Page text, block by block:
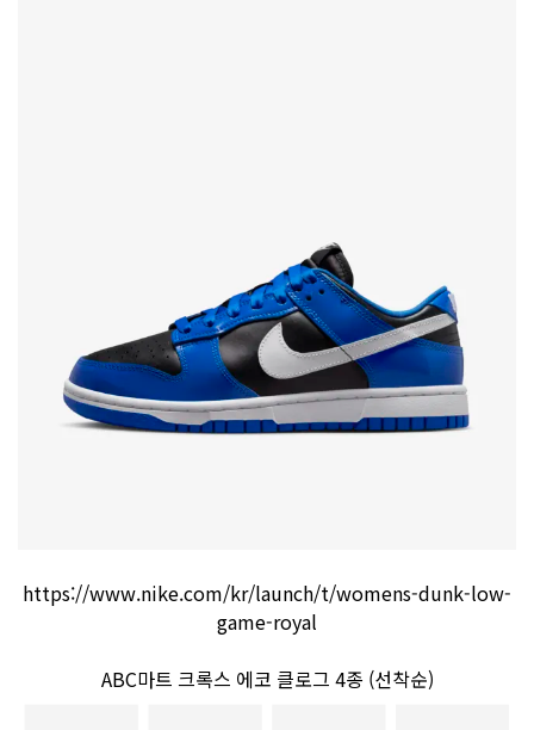
https://www.nike.com/kr/launch/t/womens-dunk-low-
game-royal
ABC마트 크록스 에코 클로그 4종 (선착순)